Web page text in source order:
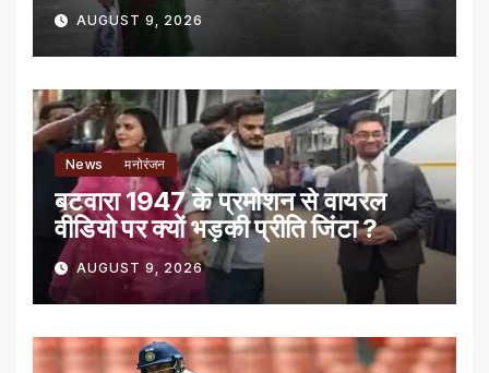
AUGUST 9, 2026
News मनोरंजन
बटवारा 1947 के प्रमोशन से वायरल
वीडियो पर क्यों भड़की प्रीति जिंटा ?
AUGUST 9, 2026